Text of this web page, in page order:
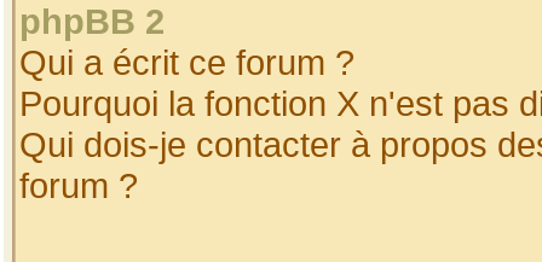
phpBB 2
Qui a écrit ce forum ?
Pourquoi la fonction X n'est pas
Qui dois-je contacter à propos
forum ?